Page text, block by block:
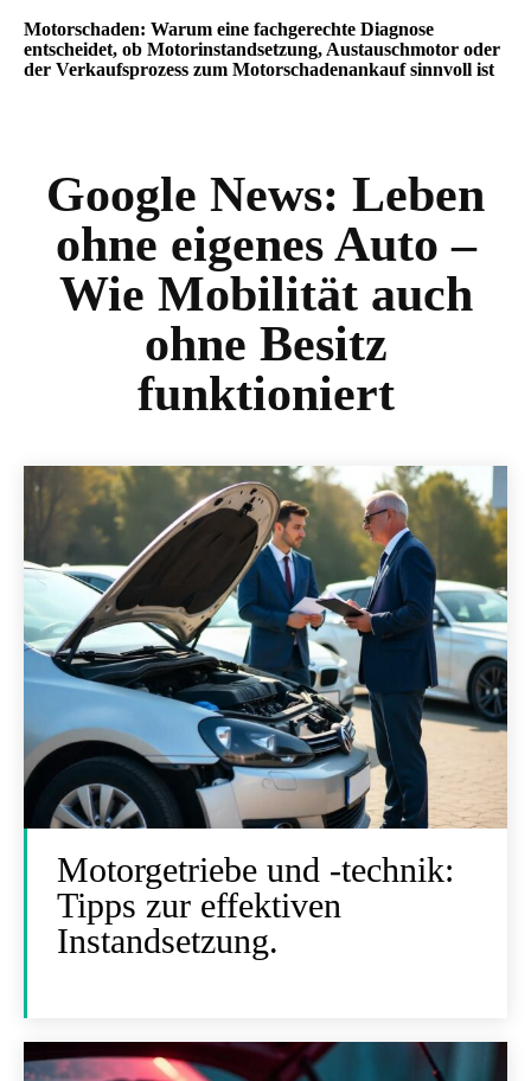
Motorschaden: Warum eine fachgerechte Diagnose
entscheidet, ob Motorinstandsetzung, Austauschmotor oder
der Verkaufsprozess zum Motorschadenankauf sinnvoll ist
Google News: Leben
ohne eigenes Auto –
Wie Mobilität auch
ohne Besitz
funktioniert
Motorgetriebe und -technik:
Tipps zur effektiven
Instandsetzung.